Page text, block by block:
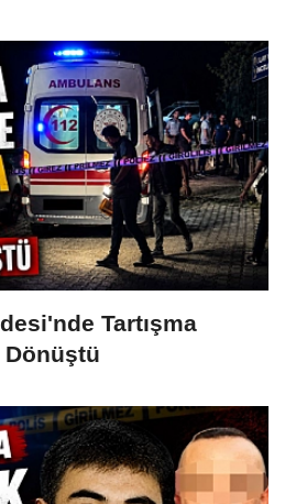
Tartışma
Dönüştü